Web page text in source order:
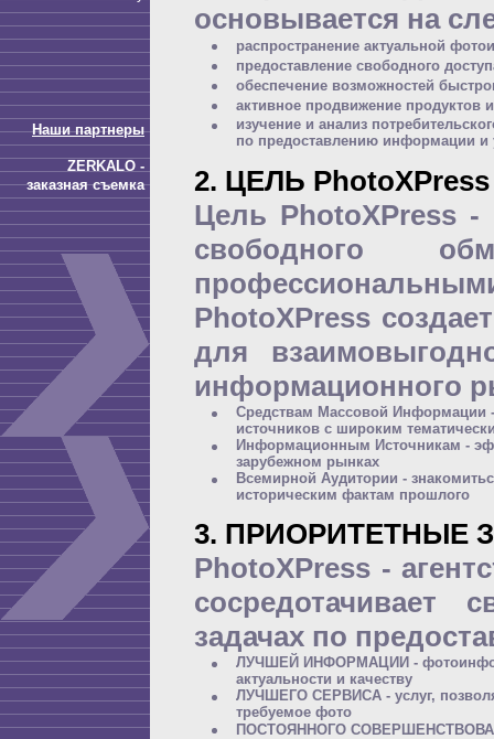
Наши партнеры
ZERKALO -
заказная съемка
основывается на
распространение актуальной
предоставление свободного
обеспечение возможностей
активное продвижение продуктов и
изучение и анализ
по предоставлению информации и
2. ЦЕЛЬ PhotoXPress
Цель PhotoXPress -
свободного
PhotoXPress
для
информационного
Средствам Массовой Информации
источников с широким
Информационным Источникам -
зарубежном рынках
Всемирной Аудитории -
историческим фактам прошлого
3. ПРИОРИТЕТНЫЕ
PhotoXPress -
сосредотачивает
задачах по
ЛУЧШЕЙ ИНФОРМАЦИИ -
актуальности и качеству
ЛУЧШЕГО СЕРВИСА - услуг,
требуемое фото
ПОСТОЯННОГО